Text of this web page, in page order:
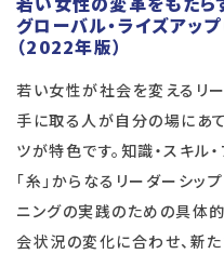
グローバル・ライズアッ
（2022年版）
若い女性が社会を変えるリ
手に取る人が自分の場にあ
ツが特色です。知識・スキル
「糸」からなるリーダーシッ
ニングの実践のための具体
会状況の変化に合わせ、新